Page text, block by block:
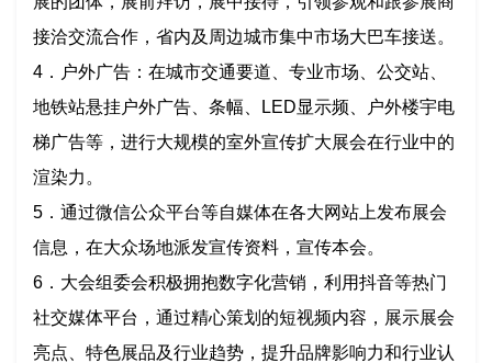
接洽交流合作，省内及周边城市集中市场大巴车接送。
4．户外广告：在城市交通要道、专业市场、公交站、
地铁站悬挂户外广告、条幅、LED显示频、户外楼宇电
梯广告等，进行大规模的室外宣传扩大展会在行业中的
渲染力。
5．通过微信公众平台等自媒体在各大网站上发布展会
信息，在大众场地派发宣传资料，宣传本会。
6．大会组委会积极拥抱数字化营销，利用抖音等热门
社交媒体平台，通过精心策划的短视频内容，展示展会
亮点、特色展品及行业趋势，提升品牌影响力和行业认